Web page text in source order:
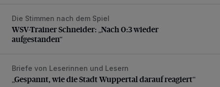
WSV-Trainer Schneider: „Nach 0:3 wieder aufgestanden“
Die Stimmen nach dem Spiel
WSV-Trainer Schneider: „Nach 0:3 wieder
aufgestanden“
„Gespannt, wie die Stadt Wuppertal darauf reagiert“
Briefe von Leserinnen und Lesern
„Gespannt, wie die Stadt Wuppertal darauf reagiert“